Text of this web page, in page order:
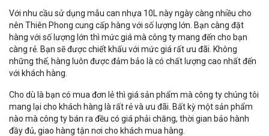
Với nhu cầu sử dụng mẫu can nhựa 10L này ngày càng nhiều cho
nên Thiên Phong cung cấp hàng với số lượng lớn. Bạn càng đặt
hàng với số lượng lớn thì mức giá mà công ty mang đến cho bạn
càng rẻ. Bạn sẽ được chiết khấu với mức giá rất ưu đãi. Không
những thế, hàng luôn được đảm bảo là có chất lượng cao nhất đến
với khách hàng.
Cho dù là bạn có mua đơn lẻ thì giá sản phẩm mà công ty chúng tôi
mang lại cho khách hàng là rất rẻ và ưu đãi. Bất kỳ một sản phẩm
nào mà công ty bán ra đều có giá phải chăng, thời gian bảo hành
đầy đủ, giao hàng tận nơi cho khách mua hàng.